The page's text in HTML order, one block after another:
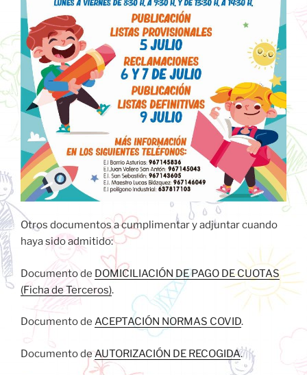
Otros documentos a cumplimentar y adjuntar cuando
haya sido admitido:
Documento de DOMICILIACIÓN DE PAGO DE CUOTAS
(Ficha de Terceros).
Documento de ACEPTACIÓN NORMAS COVID.
Documento de AUTORIZACIÓN DE RECOGIDA.